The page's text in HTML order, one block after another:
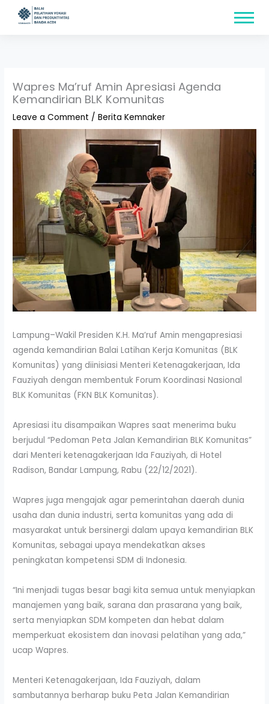
content
Wapres Ma’ruf Amin Apresiasi Agenda
Kemandirian BLK Komunitas
Leave a Comment /Berita Kemnaker
Lampung–Wakil Presiden K.H. Ma’ruf Amin mengapresiasi
agenda kemandirian Balai Latihan Kerja Komunitas (BLK
Komunitas) yang diinisiasi Menteri Ketenagakerjaan, Ida
Fauziyah dengan membentuk Forum Koordinasi Nasional
BLK Komunitas (FKN BLK Komunitas).
Apresiasi itu disampaikan Wapres saat menerima buku
berjudul “Pedoman Peta Jalan Kemandirian BLK Komunitas”
dari Menteri ketenagakerjaan Ida Fauziyah, di Hotel
Radison, Bandar Lampung, Rabu (22/12/2021).
Wapres juga mengajak agar pemerintahan daerah dunia
usaha dan dunia industri, serta komunitas yang ada di
masyarakat untuk bersinergi dalam upaya kemandirian BLK
Komunitas, sebagai upaya mendekatkan akses
peningkatan kompetensi SDM di Indonesia.
“Ini menjadi tugas besar bagi kita semua untuk menyiapkan
manajemen yang baik, sarana dan prasarana yang baik,
serta menyiapkan SDM kompeten dan hebat dalam
memperkuat ekosistem dan inovasi pelatihan yang ada,”
ucap Wapres.
Menteri Ketenagakerjaan, Ida Fauziyah, dalam
sambutannya berharap buku Peta Jalan Kemandirian